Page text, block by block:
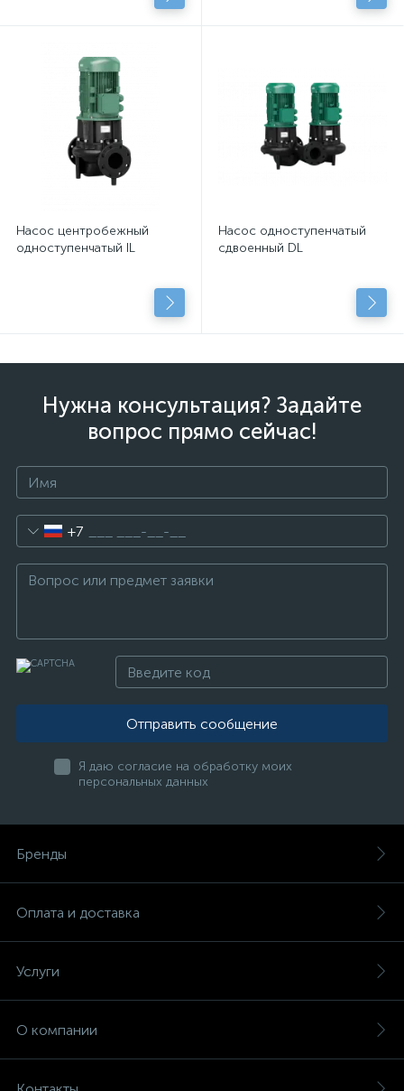
Насос центробежный
одноступенчатый IL
Насос одноступенчатый
сдвоенный DL
Нужна консультация? Задайте
вопрос прямо сейчас!
+7
Отправить сообщение
Я даю согласие на обработку моих
персональных данных
Бренды
Оплата и доставка
Услуги
О компании